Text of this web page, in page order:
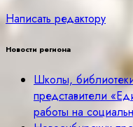
Написать редактору
Новости региона
Школы,
представители
работы на